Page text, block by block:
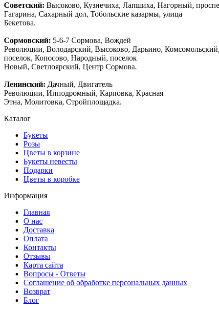
Советский: Высоково, Кузнечиха, Лапшиха, Нагорный,
Гагарина, Сахарный дол, Тобольские казармы, улица
Бекетова.
Сормовский: 5-6-7 Сормова, Вождей
Революции, Володарский, Высоково, Дарьино,
поселок, Копосово, Народный, поселок
Новый, Светлоярский, Центр Сормова.
Ленинский: Дачный, Двигатель
Революции, Ипподромный, Карповка, Красная
Этна, Молитовка, Стройплощадка.
Каталог
Букеты
Розы
Цветы в корзине
Букеты невесты
Подарки
Цветы в коробке
Информация
Главная
О нас
Доставка
Оплата
Контакты
Отзывы
Карта сайта
Вопросы - Ответы
Соглашение об обработке персональных данных
Возврат
Блог